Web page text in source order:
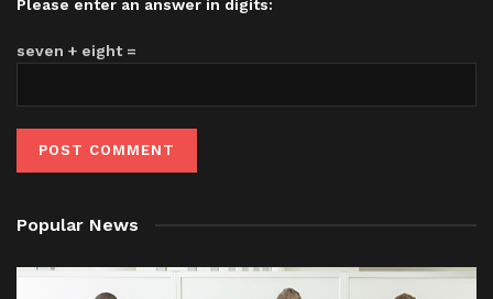
Please enter an answer in digits:
seven + eight =
Popular News